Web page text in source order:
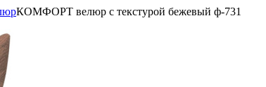
КОМФОРТ велюр с текстурой бежевый ф-731